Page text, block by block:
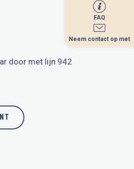
FAQ
Neem contact op met
door met lijn 942